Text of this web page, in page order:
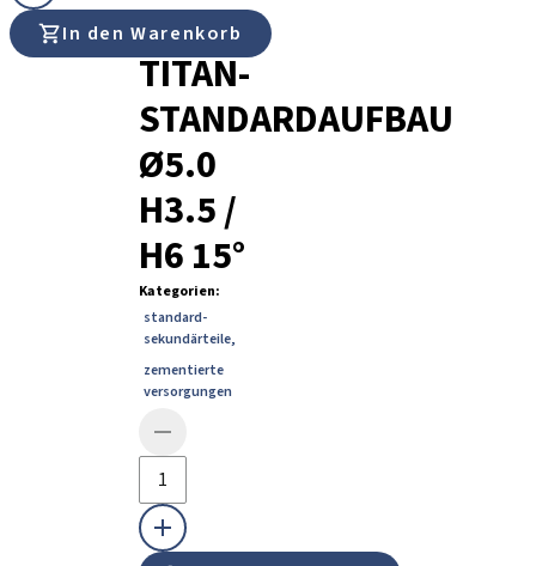
In den Warenkorb
AXIOM®
TITAN-
STANDARDAUFBAU
Ø5.0
H3.5 /
H6 15°
Kategorien:
standard-
sekundärteile,
zementierte
versorgungen